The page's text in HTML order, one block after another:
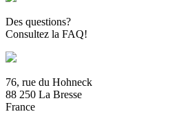
Des questions?
Consultez la FAQ!
76, rue du Hohneck
88 250 La Bresse
France